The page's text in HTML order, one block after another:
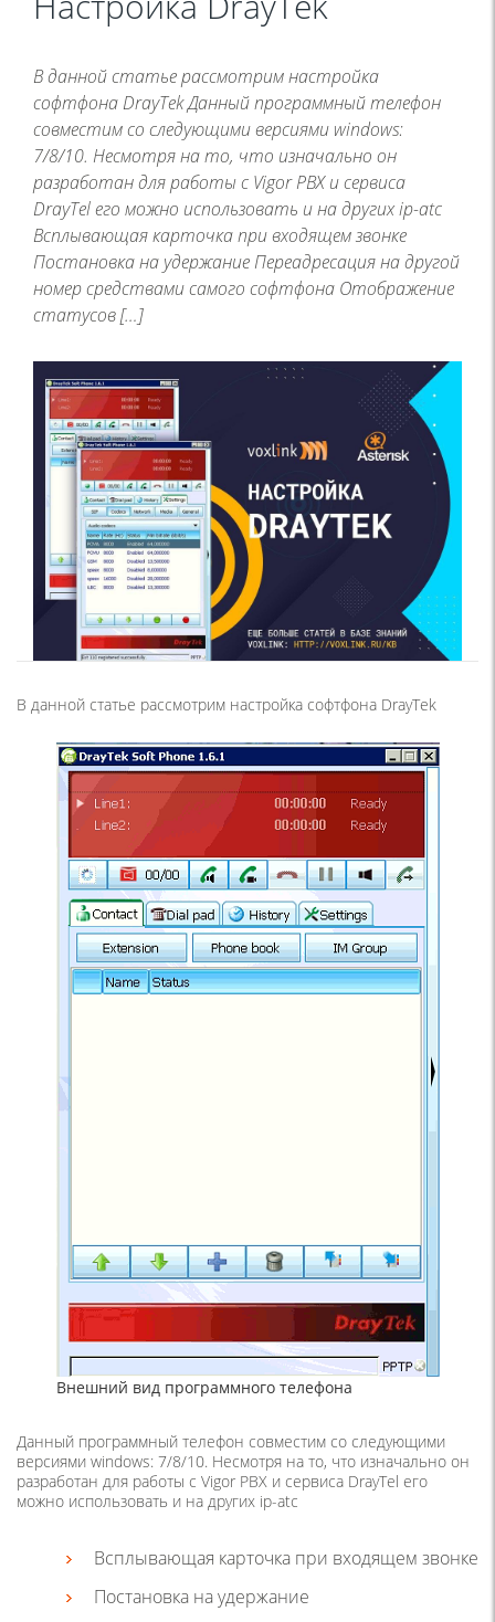
В данной статье рассмотрим настройка
софтфона DrayTek Данный программный телефон
совместим со следующими версиями windows:
7/8/10. Несмотря на то, что изначально он
разработан для работы с Vigor PBX и сервиса
DrayTel его можно использовать и на других ip-atc
Всплывающая карточка при входящем звонке
Постановка на удержание Переадресация на другой
номер средствами самого софтфона Отображение
статусов […]
В данной статье рассмотрим настройка софтфона DrayTek
Внешний вид программного телефона
Данный программный телефон совместим со следующими
версиями windows: 7/8/10. Несмотря на то, что изначально он
разработан для работы с Vigor PBX и сервиса DrayTel его
можно использовать и на других ip-atc
Всплывающая карточка при входящем звонке
Постановка на удержание